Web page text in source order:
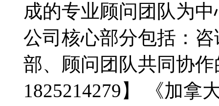
成的专业顾问团队为
公司核心部分包括：
部、顾问团队共同协
1825214279】 《加拿